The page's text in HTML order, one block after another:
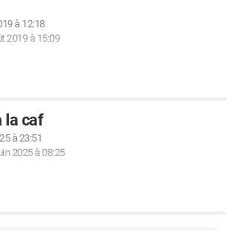
à 12:18
2019 à 15:09
la caf
à 23:51
2025 à 08:25